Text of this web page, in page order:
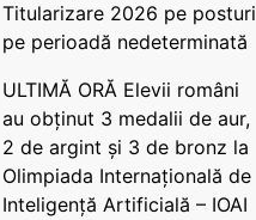
Titularizare 2026 pe posturi
pe perioadă nedeterminată
ULTIMĂ ORĂ Elevii români
au obținut 3 medalii de aur,
2 de argint și 3 de bronz la
Olimpiada Internațională de
Inteligență Artificială – IOAI